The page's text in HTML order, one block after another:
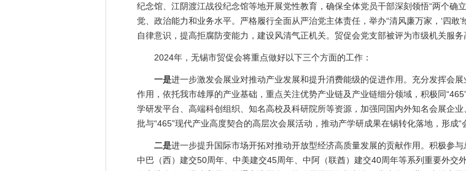
纪念馆、江阴渡江战役纪念馆等地开展党性教育，确保全体党员干部深刻领悟“两个确
觉、政治能力和业务水平。严格履行全面从严治党主体责任，举办“清风廉万家，‘四
自律意识，提高拒腐防变能力，建设风清气正机关。贸促会党支部被评为市级机关服务
2024年，无锡市贸促会将重点做好以下三个方面的工作：
一是进一步激发会展业对推动产业发展和提升消费能级的促进作用。充分发挥会
作用，依托我市雄厚的产业基础，重点关注优势产业链及产业链细分领域，积极同
学研发平台、高端科创组织、知名高校及科研院所等资源，加强同国内外知名会展企
批与“465”现代产业高度契合的高层次会展活动，推动产学研成果在锡转化落地，形成“
二是进一步提升国际市场开拓对推动开放型经济高质量发展的贡献作用。积极参
中巴（西）建交50周年、中美建交45周年、中阿（联酋）建交40周年等系列重要外交